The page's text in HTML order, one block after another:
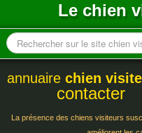
Le chien
annuaire chien
contacter
La présence des chiens visiteurs